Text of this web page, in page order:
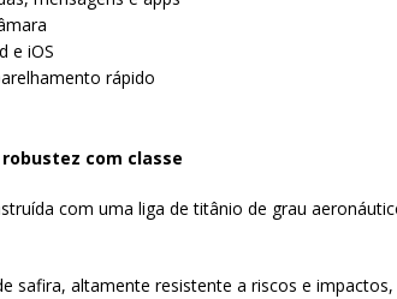
e iOS
rápido
robustez com classe
com uma liga de titânio de grau
safira, altamente resistente a riscos e